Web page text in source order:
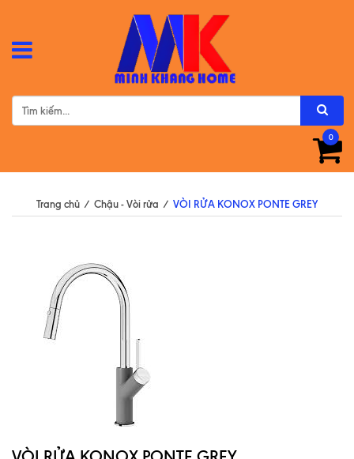
0
Trang chủ / Chậu - Vòi rửa / VÒI RỬA KONOX PONTE GREY